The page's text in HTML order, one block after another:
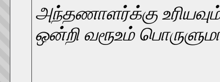
அந்தணாளர்க்கு
ஒன்றி வரூஉம்